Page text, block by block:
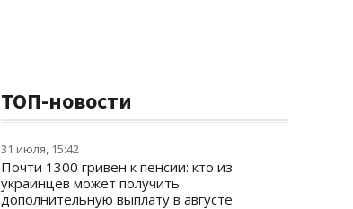
ТОП-новости
31 июля, 15:42
Почти 1300 гривен к пенсии: кто из
украинцев может получить
дополнительную выплату в августе